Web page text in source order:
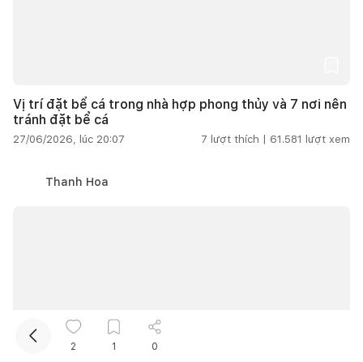
Vị trí đặt bể cá trong nhà hợp phong thủy và 7 nơi nên
tránh đặt bể cá
27/06/2026, lúc 20:07 7 lượt thích | 61.581 lượt xem
Thanh Hoa
2 1 0